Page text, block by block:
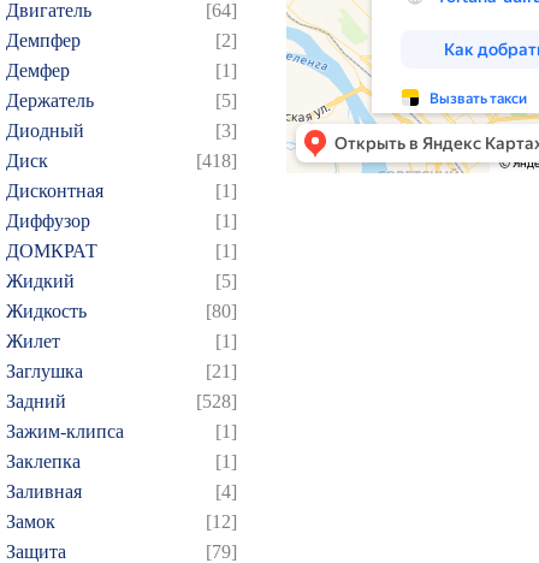
Двигатель
[64]
Демпфер
[2]
Демфер
[1]
Держатель
[5]
Диодный
[3]
Диск
[418]
Дисконтная
[1]
Диффузор
[1]
ДОМКРАТ
[1]
Жидкий
[5]
Жидкость
[80]
Жилет
[1]
Заглушка
[21]
Задний
[528]
Зажим-клипса
[1]
Заклепка
[1]
Заливная
[4]
Замок
[12]
Защита
[79]